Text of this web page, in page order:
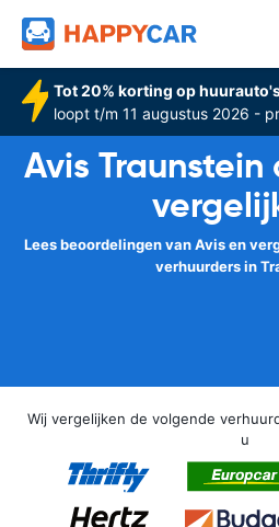
Tot 20% korting op
loopt t/m 11 augustus 2026 -
Avis
Lees beoordelingen van Avis en
verhuurders in
Wij vergelijken de volgende
u